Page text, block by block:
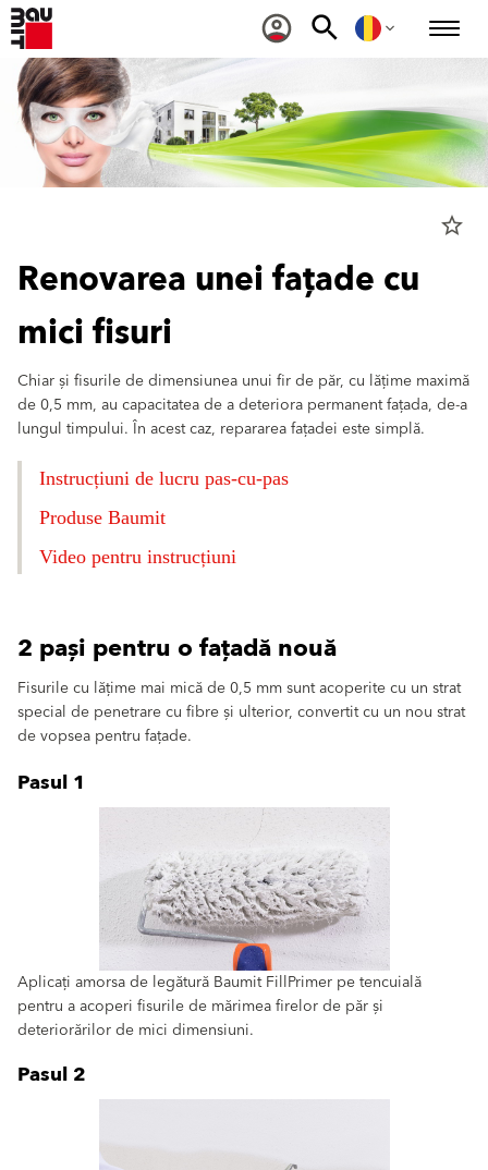
star_border
Renovarea unei fațade cu
mici fisuri
Chiar și fisurile de dimensiunea unui fir de păr, cu lățime maximă
de 0,5 mm, au capacitatea de a deteriora permanent fațada, de-a
lungul timpului. În acest caz, repararea fațadei este simplă.
Instrucțiuni de lucru pas-cu-pas
Produse Baumit
Video pentru instrucțiuni
2 pași pentru o fațadă nouă
Fisurile cu lățime mai mică de 0,5 mm sunt acoperite cu un strat
special de penetrare cu fibre și ulterior, convertit cu un nou strat
de vopsea pentru fațade.
Pasul 1
Aplicați amorsa de legătură Baumit FillPrimer pe tencuială
pentru a acoperi fisurile de mărimea firelor de păr și
deteriorărilor de mici dimensiuni.
Pasul 2